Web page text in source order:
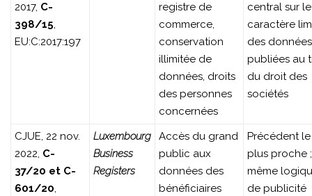
2017, C-
398/15,
EU:C:2017:197
registre de
commerce,
conservation
illimitée de
données, droits
des personnes
concernées
central sur le
caractère
des données
publiées au
du droit des
sociétés
CJUE, 22 nov.
2022, C-
37/20 et C-
601/20,
Luxembourg
Business
Registers
Accès du grand
public aux
données des
bénéficiaires
Précédent le
plus proche ;
même
de publicité